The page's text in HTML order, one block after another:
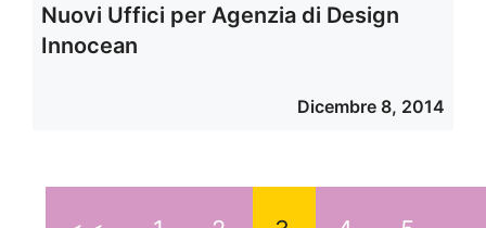
Nuovi Uffici per Agenzia di Design
Innocean
Dicembre 8, 2014